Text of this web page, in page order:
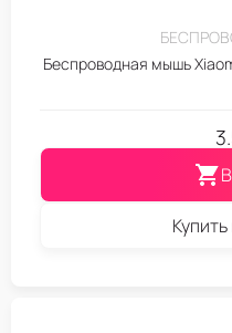
Беспроводная мышь